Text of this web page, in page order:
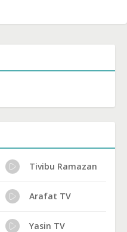
Tivibu Ramazan
Arafat TV
Yasin TV